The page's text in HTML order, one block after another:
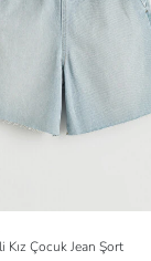
Kız Çocuk Jean Şort